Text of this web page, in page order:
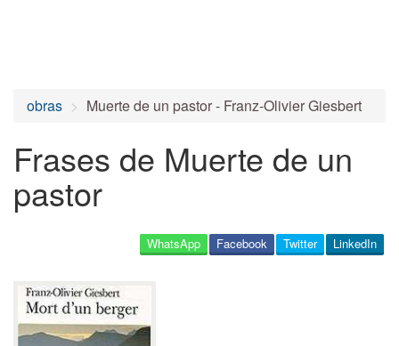
obras Muerte de un pastor - Franz-Olivier Giesbert
Frases de Muerte de un
pastor
LinkedIn
Twitter
Facebook
WhatsApp